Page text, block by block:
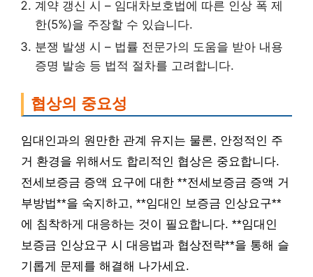
계약 갱신 시 – 임대차보호법에 따른 인상 폭 제
한(5%)을 주장할 수 있습니다.
분쟁 발생 시 – 법률 전문가의 도움을 받아 내용
증명 발송 등 법적 절차를 고려합니다.
협상의 중요성
임대인과의 원만한 관계 유지는 물론, 안정적인 주
거 환경을 위해서도 합리적인 협상은 중요합니다.
전세보증금 증액 요구에 대한 **전세보증금 증액 거
부방법**을 숙지하고, **임대인 보증금 인상요구**
에 침착하게 대응하는 것이 필요합니다. **임대인
보증금 인상요구 시 대응법과 협상전략**을 통해 슬
기롭게 문제를 해결해 나가세요.